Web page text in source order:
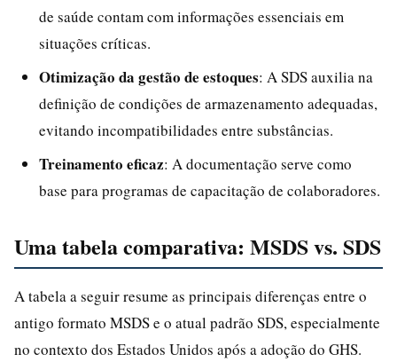
de saúde contam com informações essenciais em
situações críticas.
Otimização da gestão de estoques: A SDS auxilia na
definição de condições de armazenamento adequadas,
evitando incompatibilidades entre substâncias.
Treinamento eficaz: A documentação serve como
base para programas de capacitação de colaboradores.
Uma tabela comparativa: MSDS vs. SDS
A tabela a seguir resume as principais diferenças entre o
antigo formato MSDS e o atual padrão SDS, especialmente
no contexto dos Estados Unidos após a adoção do GHS.